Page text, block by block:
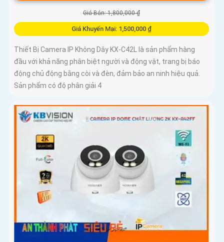
Giá Bán: 1,800,000 ₫
Giá Khuyến Mại: 1,500,000 ₫
Thiết Bị Camera IP Không Dây KX-C42L là sản phẩm hàng
đầu với khả năng phân biệt người và động vật, trang bị báo
động chủ động bằng còi và đèn, đảm bảo an ninh hiệu quả.
Sản phẩm có độ phân giải 4